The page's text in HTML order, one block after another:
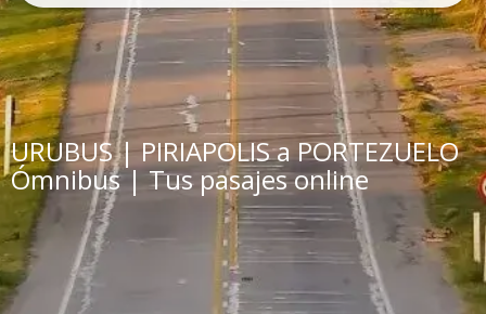
URUBUS | PIRIAPOLIS a PORTEZUELO
Ómnibus | Tus pasajes online